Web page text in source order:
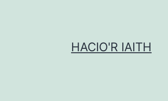
HACIO'R IAITH